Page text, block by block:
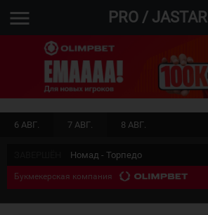
menu PRO / JASTAR
6 АВГ. 7 АВГ. 8 АВГ.
Номад - Торпедо
Букмекерская компания